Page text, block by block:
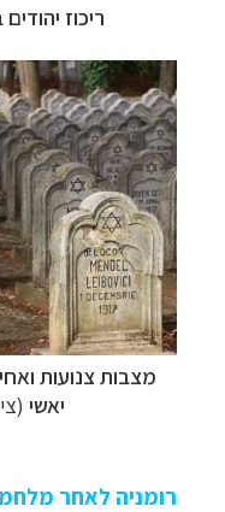
ריכוז
מצבות צנועות
יאשי
רומניה לאחר